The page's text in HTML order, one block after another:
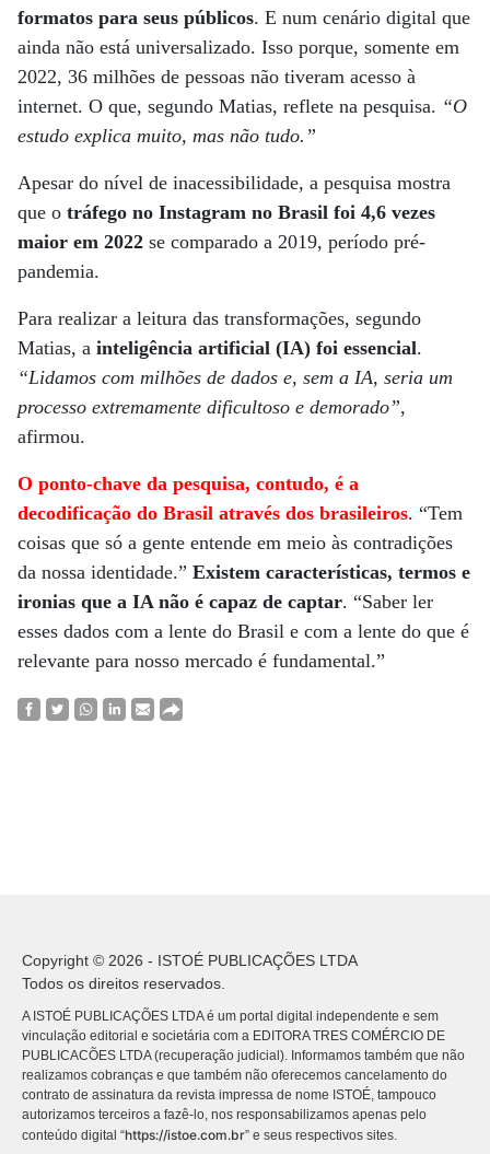
formatos para seus públicos. E num cenário digital que
ainda não está universalizado. Isso porque, somente em
2022, 36 milhões de pessoas não tiveram acesso à
internet. O que, segundo Matias, reflete na pesquisa. “O
estudo explica muito, mas não tudo.”
Apesar do nível de inacessibilidade, a pesquisa mostra
que o tráfego no Instagram no Brasil foi 4,6 vezes
maior em 2022 se comparado a 2019, período pré-
pandemia.
Para realizar a leitura das transformações, segundo
Matias, a inteligência artificial (IA) foi essencial.
“Lidamos com milhões de dados e, sem a IA, seria um
processo extremamente dificultoso e demorado”,
afirmou.
O ponto-chave da pesquisa, contudo, é a
decodificação do Brasil através dos brasileiros. “Tem
coisas que só a gente entende em meio às contradições
da nossa identidade.” Existem características, termos e
ironias que a IA não é capaz de captar. “Saber ler
esses dados com a lente do Brasil e com a lente do que é
relevante para nosso mercado é fundamental.”
Copyright © 2026 - ISTOÉ PUBLICAÇÕES LTDA
Todos os direitos reservados.
A ISTOÉ PUBLICAÇÕES LTDA é um portal digital independente e sem
vinculação editorial e societária com a EDITORA TRES COMÉRCIO DE
PUBLICACÕES LTDA (recuperação judicial). Informamos também que não
realizamos cobranças e que também não oferecemos cancelamento do
contrato de assinatura da revista impressa de nome ISTOÉ, tampouco
autorizamos terceiros a fazê-lo, nos responsabilizamos apenas pelo
conteúdo digital “https://istoe.com.br” e seus respectivos sites.